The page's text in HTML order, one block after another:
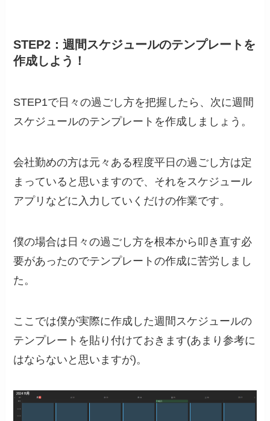
STEP2：週間スケジュールのテンプレートを
作成しよう！
STEP1で日々の過ごし方を把握したら、次に週間
スケジュールのテンプレートを作成しましょう。
会社勤めの方は元々ある程度平日の過ごし方は定
まっていると思いますので、それをスケジュール
アプリなどに入力していくだけの作業です。
僕の場合は日々の過ごし方を根本から叩き直す必
要があったのでテンプレートの作成に苦労しまし
た。
ここでは僕が実際に作成した週間スケジュールの
テンプレートを貼り付けておきます(あまり参考に
はならないと思いますが)。